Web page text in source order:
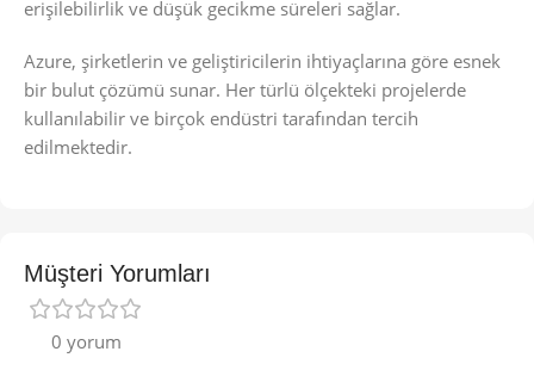
erişilebilirlik ve düşük gecikme süreleri sağlar.
Azure, şirketlerin ve geliştiricilerin ihtiyaçlarına göre esnek
bir bulut çözümü sunar. Her türlü ölçekteki projelerde
kullanılabilir ve birçok endüstri tarafından tercih
edilmektedir.
Müşteri Yorumları
0 yorum